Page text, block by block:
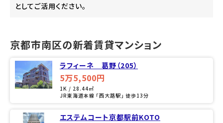
としてご活用ください。
京都市南区の新着賃貸マンション
ラフィーネ 葛野（205）
5万5,500円
1K / 28.44㎡
JR東海道本線 「西大路駅」 徒歩13分
エステムコート京都駅前KOTO